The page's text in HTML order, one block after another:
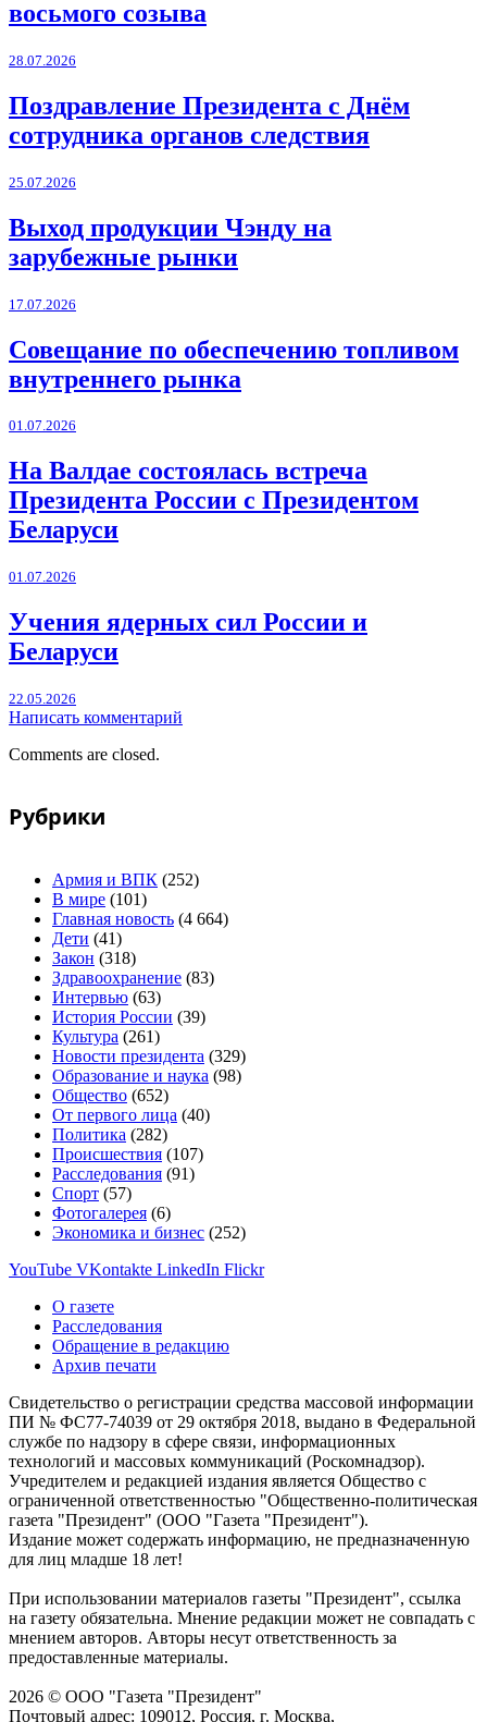
восьмого созыва
28.07.2026
Поздравление Президента с Днём
сотрудника органов следствия
25.07.2026
Выход продукции Чэнду на
зарубежные рынки
17.07.2026
Совещание по обеспечению топливом
внутреннего рынка
01.07.2026
На Валдае состоялась встреча
Президента России с Президентом
Беларуси
01.07.2026
Учения ядерных сил России и
Беларуси
22.05.2026
Написать комментарий
Comments are closed.
Рубрики
Армия и ВПК (252)
В мире (101)
Главная новость (4 664)
Дети (41)
Закон (318)
Здравоохранение (83)
Интервью (63)
История России (39)
Культура (261)
Новости президента (329)
Образование и наука (98)
Общество (652)
От первого лица (40)
Политика (282)
Происшествия (107)
Расследования (91)
Спорт (57)
Фотогалерея (6)
Экономика и бизнес (252)
YouTube VKontakte LinkedIn Flickr
О газете
Расследования
Обращение в редакцию
Архив печати
Свидетельство о регистрации средства массовой информации
ПИ № ФС77-74039 от 29 октября 2018, выдано в Федеральной
службе по надзору в сфере связи, информационных
технологий и массовых коммуникаций (Роскомнадзор).
Учредителем и редакцией издания является Общество с
ограниченной ответственностью "Общественно-политическая
газета "Президент" (ООО "Газета "Президент").
Издание может содержать информацию, не предназначенную
для лиц младше 18 лет!
При использовании материалов газеты "Президент", ссылка
на газету обязательна. Мнение редакции может не совпадать с
мнением авторов. Авторы несут ответственность за
предоставленные материалы.
2026 © ООО "Газета "Президент"
Почтовый адрес: 109012, Россия, г. Москва,